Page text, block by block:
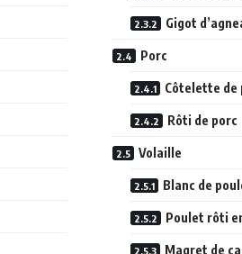
Gigot
Porc
Côtelette de
Rôti de porc
Volaille
Blanc de
Poulet rôti
Magret de